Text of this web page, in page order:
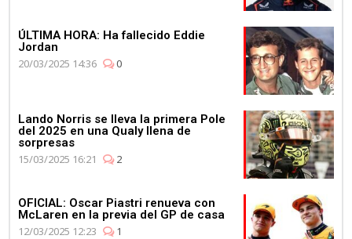
ÚLTIMA HORA: Ha fallecido Eddie
Jordan
20/03/2025 14:36
0
Lando Norris se lleva la primera Pole
del 2025 en una Qualy llena de
sorpresas
15/03/2025 16:21
2
OFICIAL: Oscar Piastri renueva con
McLaren en la previa del GP de casa
12/03/2025 12:23
1